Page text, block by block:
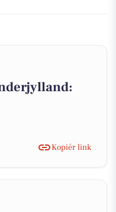
Kopiér link